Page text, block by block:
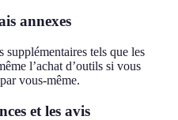
annexes
supplémentaires tels que les
l’achat d’outils si vous
vous-même.
et les avis